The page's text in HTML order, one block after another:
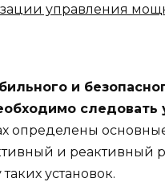
управления
и
определены
и реактивный
установок.